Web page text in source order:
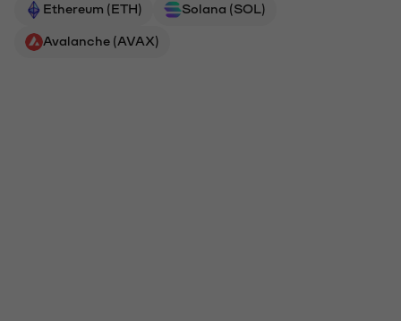
Ethereum (ETH) Solana (SOL)
Avalanche (AVAX)